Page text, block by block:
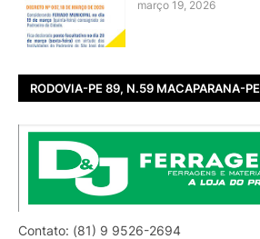
março 19, 2026
RODOVIA-PE 89, N.59 MACAPARANA-PE
Contato: (81) 9 9526-2694